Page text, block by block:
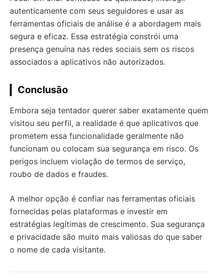
autenticamente com seus seguidores e usar as
ferramentas oficiais de análise é a abordagem mais
segura e eficaz. Essa estratégia constrói uma
presença genuína nas redes sociais sem os riscos
associados a aplicativos não autorizados.
Conclusão
Embora seja tentador querer saber exatamente quem
visitou seu perfil, a realidade é que aplicativos que
prometem essa funcionalidade geralmente não
funcionam ou colocam sua segurança em risco. Os
perigos incluem violação de termos de serviço,
roubo de dados e fraudes.
A melhor opção é confiar nas ferramentas oficiais
fornecidas pelas plataformas e investir em
estratégias legítimas de crescimento. Sua segurança
e privacidade são muito mais valiosas do que saber
o nome de cada visitante.